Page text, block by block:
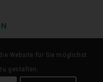
Website für Sie möglichst
gestalten.